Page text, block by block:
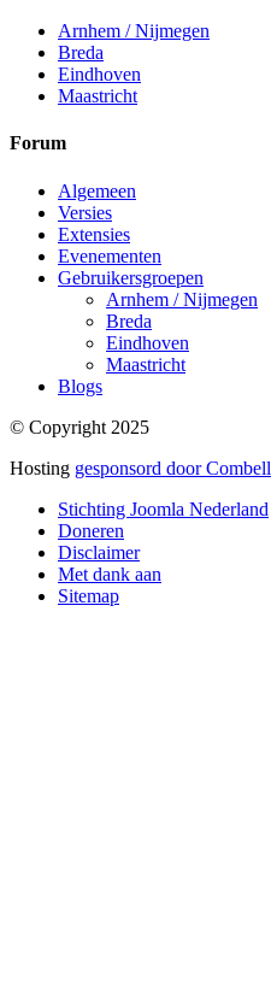
Arnhem / Nijmegen
Breda
Eindhoven
Maastricht
Forum
Algemeen
Versies
Extensies
Evenementen
Gebruikersgroepen
Arnhem / Nijmegen
Breda
Eindhoven
Maastricht
Blogs
© Copyright 2025
Hosting gesponsord door Combell
Stichting Joomla Nederland
Doneren
Disclaimer
Met dank aan
Sitemap